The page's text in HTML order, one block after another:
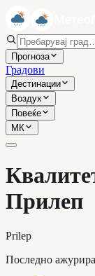
Прогноза
Градови
Дестинации
Воздух
Повеќе
МК
Прилеп
Prilep
Последно